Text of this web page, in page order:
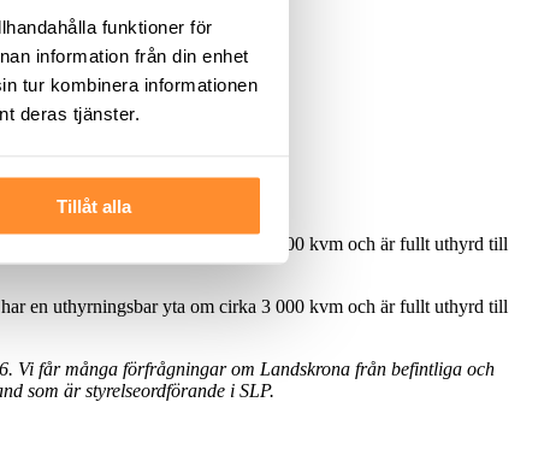
funktioner för
information från din enhet
tur kombinera informationen
deras tjänster.
Tillåt alla
en uthyrningsbar yta om cirka 3 000 kvm och är fullt uthyrd till
en uthyrningsbar yta om cirka 3 000 kvm och är fullt uthyrd till
Vi får många förfrågningar om Landskrona från befintliga och
som är styrelseordförande i SLP.